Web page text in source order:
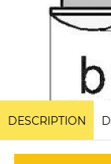
DESCRIPTION